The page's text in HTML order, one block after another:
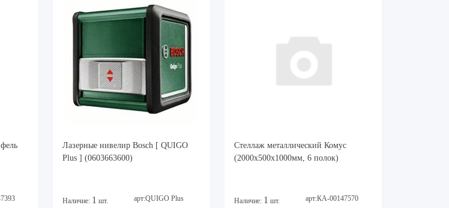
Лазерные нивелир Bosch [ QUIGO
Plus ] (0603663600)
Наличие: 1 шт. арт:QUIGO Plus
Стеллаж металлический Комус
(2000x500x1000мм, 6 полок)
Наличие: 1 шт. арт:КА-00147570